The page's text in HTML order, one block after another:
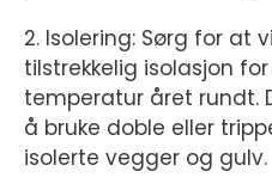
2. Isolering: Sørg for at
tilstrekkelig isolasjon
temperatur året rundt.
å bruke doble eller
isolerte vegger og gulv.